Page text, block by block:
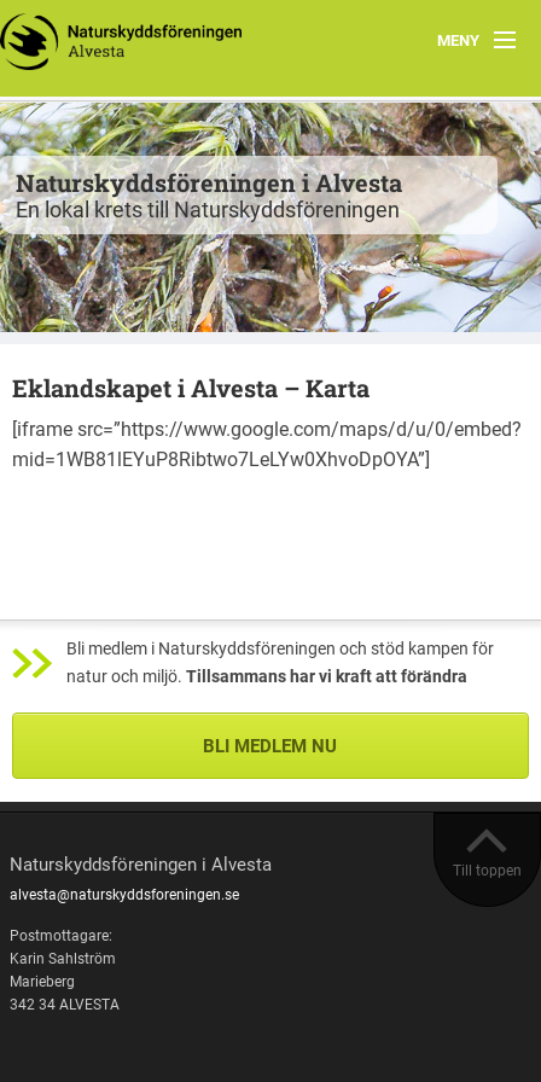
MENY
Program
Grupper
Projekt
Natur att besöka
Fiskgjusen
Naturskyddsföreningen i Alvesta
En lokal krets till Naturskyddsföreningen
Eklandskapet i Alvesta – Karta
[iframe src=”https://www.google.com/maps/d/u/0/embed?
mid=1WB81lEYuP8Ribtwo7LeLYw0XhvoDpOYA”]
Bli medlem i Naturskyddsföreningen och stöd kampen för
natur och miljö. Tillsammans har vi kraft att förändra
BLI MEDLEM NU
Till toppen
Naturskyddsföreningen i Alvesta
alvesta@naturskyddsforeningen.se
Postmottagare:
Karin Sahlström
Marieberg
342 34 ALVESTA